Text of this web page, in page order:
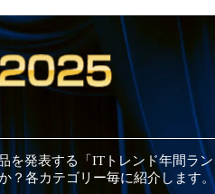
を発表する「ITトレンド年間ラン
？各カテゴリー毎に紹介します。